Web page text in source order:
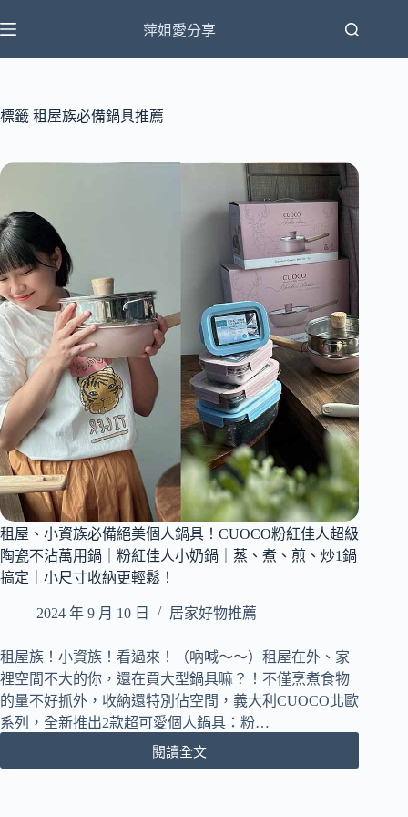
至
主
容
萍姐愛分享
標籤 租屋族必備鍋具推薦
租屋、小資族必備絕美個人鍋具！CUOCO粉紅佳人超級
陶瓷不沾萬用鍋｜粉紅佳人小奶鍋｜蒸、煮、煎、炒1鍋
搞定｜小尺寸收納更輕鬆！
2024 年 9 月 10 日 居家好物推薦
租屋族！小資族！看過來！（吶喊～～）租屋在外、家
裡空間不大的你，還在買大型鍋具嘛？！不僅烹煮食物
的量不好抓外，收納還特別佔空間，義大利CUOCO北歐
系列，全新推出2款超可愛個人鍋具：粉…
閱讀全文
租